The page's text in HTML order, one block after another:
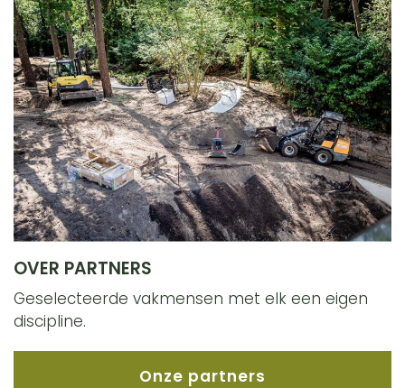
OVER PARTNERS
Geselecteerde vakmensen met elk een eigen
discipline.
Onze partners